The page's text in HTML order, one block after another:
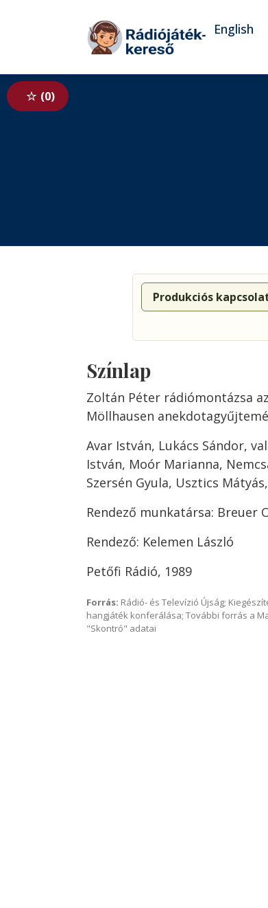
Tovább a tartalomhoz
English
0
Produkciós
Színlap
Zoltán Péter rádiómontázsa
Möllhausen
Avar István, Lukács Sándor,
István, Moór Marianna,
Szersén Gyula, Usztics
Rendező munkatársa: Breuer
Rendező: Kelemen László
Petőfi Rádió, 1989
Forrás: Rádió- és Televízió Újság;
hangjáték konferálása; További forrás a
"Skontró" adatai